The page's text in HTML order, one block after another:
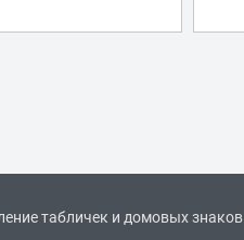
табличек и домовых знаков